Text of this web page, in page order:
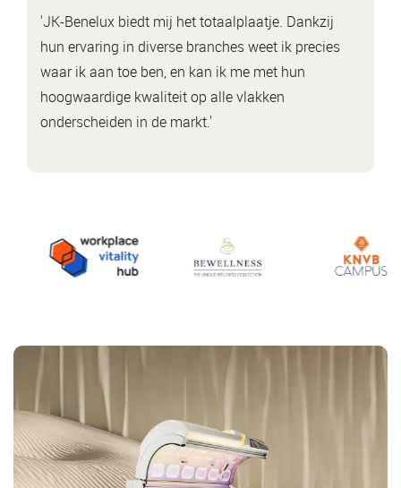
'JK-Benelux biedt mij het totaalplaatje. Dankzij
hun ervaring in diverse branches weet ik precies
waar ik aan toe ben, en kan ik me met hun
hoogwaardige kwaliteit op alle vlakken
onderscheiden in de markt.'